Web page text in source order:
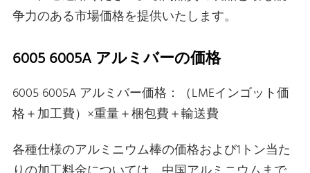
争力のある市場価格を提供いたします。
6005 6005A アルミバーの価格
6005 6005A アルミバー価格：（LMEインゴット価
格＋加工費）×重量＋梱包費＋輸送費
各種仕様のアルミニウム棒の価格および1トン当た